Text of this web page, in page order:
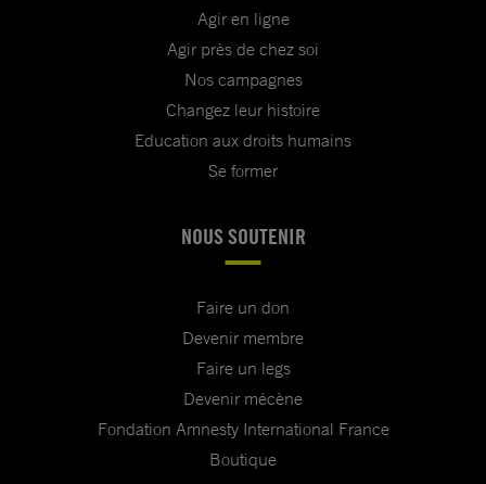
Agir en ligne
Agir près de chez soi
Nos campagnes
Changez leur histoire
Education aux droits humains
Se former
NOUS SOUTENIR
Faire un don
Devenir membre
Faire un legs
Devenir mécène
Fondation Amnesty International France
Boutique